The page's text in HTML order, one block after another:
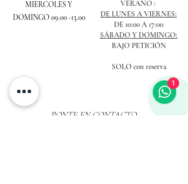
MIERCOLES Y
DOMINGO09.00 -13.00
VERANO :
DE LUNES A VIERNES:
DE 10:00 A 17:00
SÁBADO Y DOMINGO:
BAJO PETICIÓN
SOLO con reserva
PONTE EN CONTACTO
1